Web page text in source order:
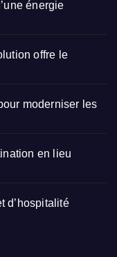
énergie
offre le
moderniser les
en lieu
d’hospitalité